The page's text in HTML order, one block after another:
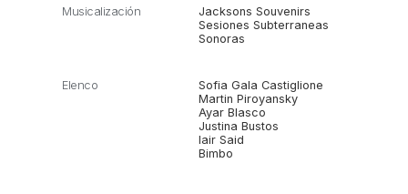
Musicalización
Jacksons Souvenirs
Sesiones Subterraneas
Sonoras
Elenco
Sofia Gala Castiglione
Martin Piroyansky
Ayar Blasco
Justina Bustos
Iair Said
Bimbo